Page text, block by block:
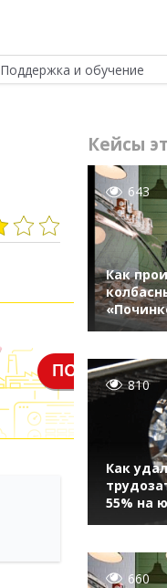
Поддержка и обучение
Кейсы
643
Как
810
Как
55% на
660